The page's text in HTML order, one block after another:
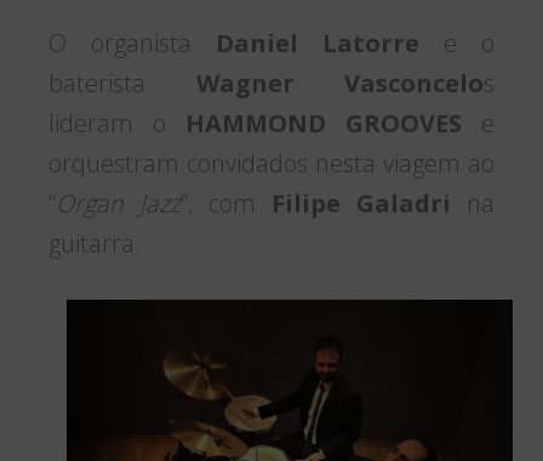
O organista Daniel Latorre e o
baterista Wagner Vasconcelos
lideram o HAMMOND GROOVES e
orquestram convidados nesta viagem ao
“Organ Jazz”, com Filipe Galadri na
guitarra.